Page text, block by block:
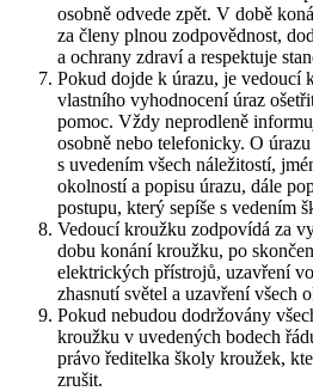
osobně odvede zpět. V době
za členy plnou zodpovědnost,
a ochrany zdraví a respektuje
Pokud dojde k úrazu, je vedoucí
vlastního vyhodnocení úraz
pomoc. Vždy neprodleně
osobně nebo telefonicky. O
s uvedením všech náležitostí,
okolností a popisu úrazu, dále
postupu, který sepíše s vedením
Vedoucí kroužku zodpovídá za
dobu konání kroužku, po
elektrických přístrojů, uzavření
zhasnutí světel a uzavření všech
Pokud nebudou dodržovány
kroužku v uvedených bodech
právo ředitelka školy kroužek,
zrušit.